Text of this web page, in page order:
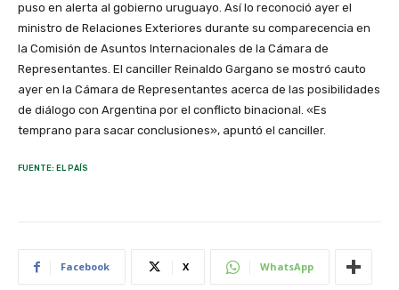
puso en alerta al gobierno uruguayo. Así lo reconoció ayer el
ministro de Relaciones Exteriores durante su comparecencia en
la Comisión de Asuntos Internacionales de la Cámara de
Representantes. El canciller Reinaldo Gargano se mostró cauto
ayer en la Cámara de Representantes acerca de las posibilidades
de diálogo con Argentina por el conflicto binacional. «Es
temprano para sacar conclusiones», apuntó el canciller.
FUENTE: EL PAÍS
Facebook X WhatsApp